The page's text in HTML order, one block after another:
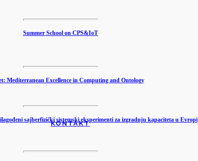
KONTAKT
Summer School on CPS&IoT
Mediterranean Excellence in Computing and Ontology
sajberfizički sistemski eksperimenti za izgradnju kapaciteta u Evropi